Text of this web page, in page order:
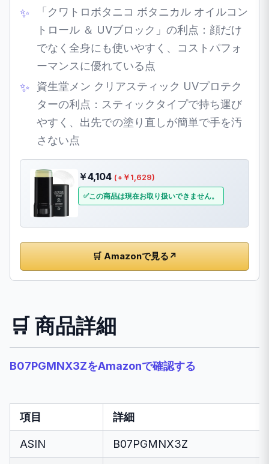
「クワトロボタニコ ボタニカル オイルコン
トロール ＆ UVブロック」の利点：顔だけ
でなく全身にも使いやすく、コストパフォ
ーマンスに優れている点
資生堂メン クリアスティック UVプロテク
ターの利点：スティックタイプで持ち運び
やすく、出先での塗り直しが簡単で手を汚
さない点
￥4,104 (+￥1,629)
この商品は現在お取り扱いできません。
🛒 Amazonで見る ↗
🛒 商品詳細
B07PGMNX3ZをAmazonで確認する
項目 詳細
ASIN B07PGMNX3Z